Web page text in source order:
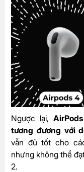
Ngược lại,
tương đương với
vẫn đủ tốt cho
nhưng không thể
2.